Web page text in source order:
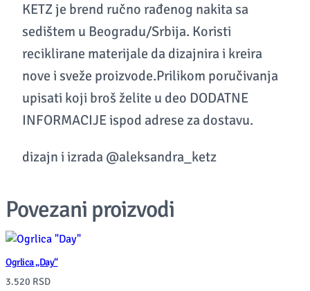
q
u
a
n
KETZ je brend ručno rađenog nakita sa
sedištem u Beogradu/Srbija. Koristi
reciklirane materijale da dizajnira i kreira
nove i sveže proizvode.Prilikom poručivanja
upisati koji broš želite u deo DODATNE
INFORMACIJE ispod adrese za dostavu.
dizajn i izrada @aleksandra_ketz
Povezani proizvodi
Ogrlica „Day“
3.520 RSD